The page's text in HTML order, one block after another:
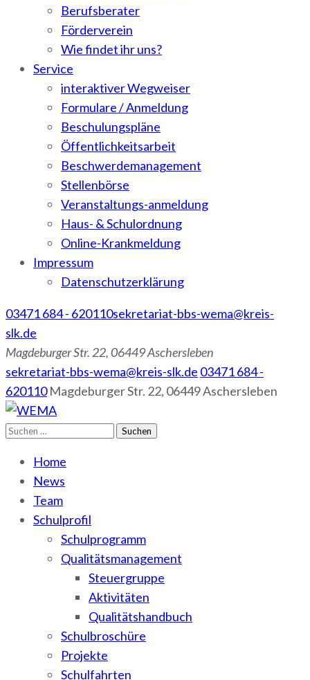
Berufsberater
Förderverein
Wie findet ihr uns?
Service
interaktiver Wegweiser
Formulare / Anmeldung
Beschulungspläne
Öffentlichkeitsarbeit
Beschwerdemanagement
Stellenbörse
Veranstaltungs-anmeldung
Haus- & Schulordnung
Online-Krankmeldung
Impressum
Datenschutzerklärung
03471 684 - 620110sekretariat-bbs-wema@kreis-
slk.de
Magdeburger Str. 22, 06449 Aschersleben
sekretariat-bbs-wema@kreis-slk.de 03471 684 -
620110 Magdeburger Str. 22, 06449 Aschersleben
WEMA
BbS I des Salzlandkreises
Suchen
Home
News
Team
Schulprofil
Schulprogramm
Qualitätsmanagement
Steuergruppe
Aktivitäten
Qualitätshandbuch
Schulbroschüre
Projekte
Schulfahrten